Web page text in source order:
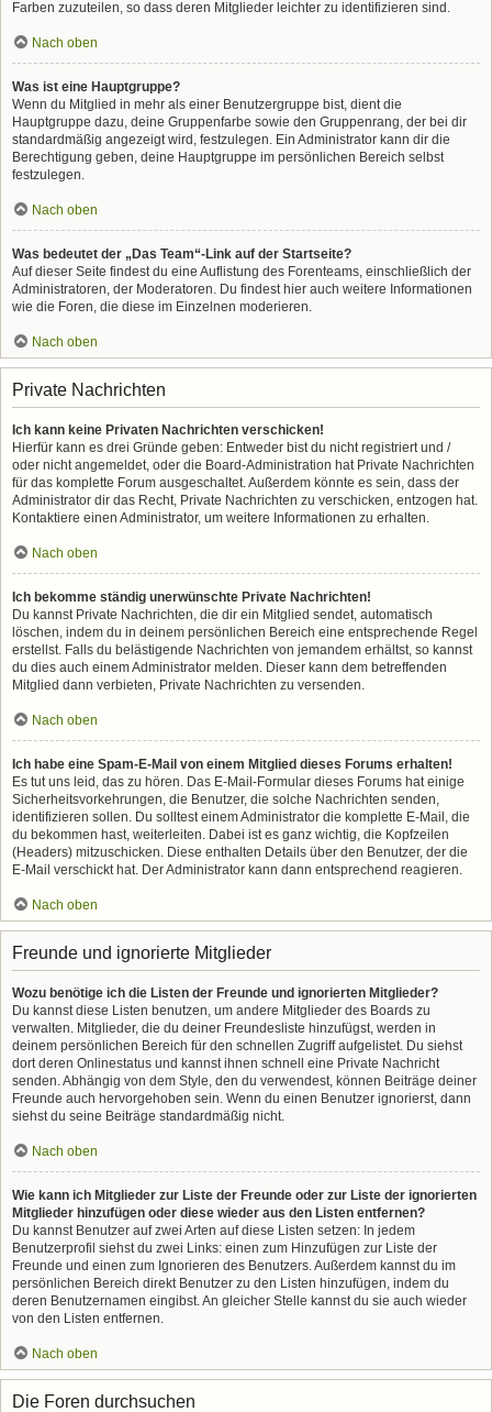
Farben zuzuteilen, so dass deren Mitglieder leichter zu identifizieren sind.
Nach oben
Was ist eine Hauptgruppe?
Wenn du Mitglied in mehr als einer Benutzergruppe bist, dient die
Hauptgruppe dazu, deine Gruppenfarbe sowie den Gruppenrang, der bei dir
standardmäßig angezeigt wird, festzulegen. Ein Administrator kann dir die
Berechtigung geben, deine Hauptgruppe im persönlichen Bereich selbst
festzulegen.
Nach oben
Was bedeutet der „Das Team“-Link auf der Startseite?
Auf dieser Seite findest du eine Auflistung des Forenteams, einschließlich der
Administratoren, der Moderatoren. Du findest hier auch weitere Informationen
wie die Foren, die diese im Einzelnen moderieren.
Nach oben
Private Nachrichten
Ich kann keine Privaten Nachrichten verschicken!
Hierfür kann es drei Gründe geben: Entweder bist du nicht registriert und /
oder nicht angemeldet, oder die Board-Administration hat Private Nachrichten
für das komplette Forum ausgeschaltet. Außerdem könnte es sein, dass der
Administrator dir das Recht, Private Nachrichten zu verschicken, entzogen hat.
Kontaktiere einen Administrator, um weitere Informationen zu erhalten.
Nach oben
Ich bekomme ständig unerwünschte Private Nachrichten!
Du kannst Private Nachrichten, die dir ein Mitglied sendet, automatisch
löschen, indem du in deinem persönlichen Bereich eine entsprechende Regel
erstellst. Falls du belästigende Nachrichten von jemandem erhältst, so kannst
du dies auch einem Administrator melden. Dieser kann dem betreffenden
Mitglied dann verbieten, Private Nachrichten zu versenden.
Nach oben
Ich habe eine Spam-E-Mail von einem Mitglied dieses Forums erhalten!
Es tut uns leid, das zu hören. Das E-Mail-Formular dieses Forums hat einige
Sicherheitsvorkehrungen, die Benutzer, die solche Nachrichten senden,
identifizieren sollen. Du solltest einem Administrator die komplette E-Mail, die
du bekommen hast, weiterleiten. Dabei ist es ganz wichtig, die Kopfzeilen
(Headers) mitzuschicken. Diese enthalten Details über den Benutzer, der die
E-Mail verschickt hat. Der Administrator kann dann entsprechend reagieren.
Nach oben
Freunde und ignorierte Mitglieder
Wozu benötige ich die Listen der Freunde und ignorierten Mitglieder?
Du kannst diese Listen benutzen, um andere Mitglieder des Boards zu
verwalten. Mitglieder, die du deiner Freundesliste hinzufügst, werden in
deinem persönlichen Bereich für den schnellen Zugriff aufgelistet. Du siehst
dort deren Onlinestatus und kannst ihnen schnell eine Private Nachricht
senden. Abhängig von dem Style, den du verwendest, können Beiträge deiner
Freunde auch hervorgehoben sein. Wenn du einen Benutzer ignorierst, dann
siehst du seine Beiträge standardmäßig nicht.
Nach oben
Wie kann ich Mitglieder zur Liste der Freunde oder zur Liste der ignorierten
Mitglieder hinzufügen oder diese wieder aus den Listen entfernen?
Du kannst Benutzer auf zwei Arten auf diese Listen setzen: In jedem
Benutzerprofil siehst du zwei Links: einen zum Hinzufügen zur Liste der
Freunde und einen zum Ignorieren des Benutzers. Außerdem kannst du im
persönlichen Bereich direkt Benutzer zu den Listen hinzufügen, indem du
deren Benutzernamen eingibst. An gleicher Stelle kannst du sie auch wieder
von den Listen entfernen.
Nach oben
Die Foren durchsuchen